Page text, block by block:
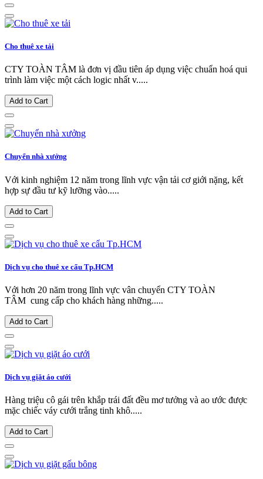
Cho thuê xe tải
CTY TOÀN TÂM là đơn vị đầu tiên áp dụng việc chuẩn hoá qui
trình làm việc một cách logic nhất v.....
Add to Cart
Chuyển nhà xưởng
Với kinh nghiệm 12 năm trong lĩnh vực vận tải cơ giới nặng, kết
hợp sự đầu tư kỹ lưỡng vào.....
Add to Cart
Dịch vụ cho thuê xe cẩu Tp.HCM
Với hơn 20 năm trong lĩnh vực vân chuyển CTY TOÀN
TÂM cung cấp cho khách hàng những.....
Add to Cart
Dịch vụ giặt áo cưới
Hàng triệu cô gái trên khắp trái đất đều mơ tưởng và ao ước được
mặc chiếc váy cưới trắng tinh khô.....
Add to Cart